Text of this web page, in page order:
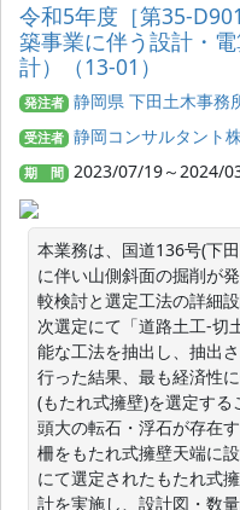
令和5年度［第
築事業に伴う設計・
計）（13‐01）
発注者 静岡県 下田土木事務
受注者 静岡コンサルタント
期 間 2023/07/19～2024/
本業務は、国道136号(下
に伴い山側斜面の掘削が
較検討と選定工法の詳細
次選定にて「道路土工-切
能な工法を抽出し、抽出
行った結果、最も経済性
(もたれ式擁壁)を選定す
頭大の転石・浮石が存在
柵をもたれ式擁壁天端に
にて選定されたもたれ式
計を実施し、設計図・数